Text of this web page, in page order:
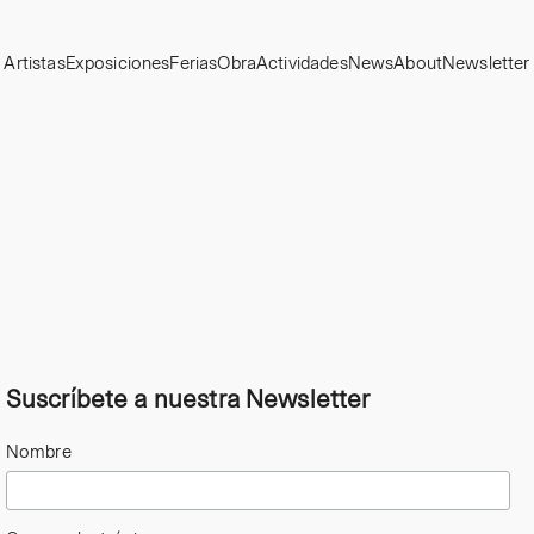
ArtistasExposicionesFeriasObraActividadesNewsAboutNewsletter
Suscríbete a nuestra Newsletter
Nombre